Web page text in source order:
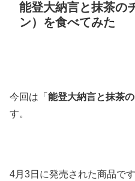
能登大納言と抹茶の
ン）を食べてみた
今回は「 能登大納言と抹茶
す。
4月3日に発売された商品です